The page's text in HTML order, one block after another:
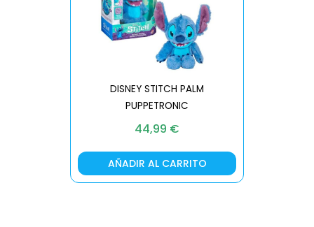
DISNEY STITCH PALM
PUPPETRONIC
44,99 €
AÑADIR AL CARRITO